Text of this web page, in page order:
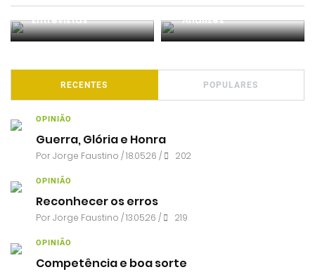
Entrevistas Análises
RECENTES POPULARES
OPINIÃO
Guerra, Glória e Honra
PorJorge Faustino / 18.05.26 / 202
OPINIÃO
Reconhecer os erros
PorJorge Faustino / 13.05.26 / 219
OPINIÃO
Competência e boa sorte